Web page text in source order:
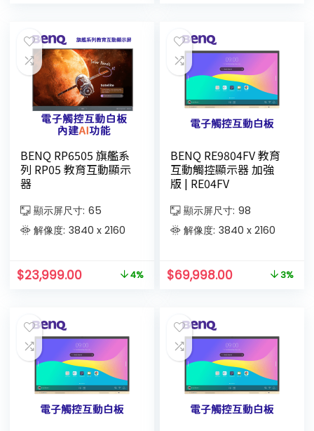
BENQ RP6505 旗艦系
列 RP05 教育互動顯示
器
顯示屏尺寸: 65
解像度: 3840 x 2160
$23,999.00 4%
BENQ RE9804FV 教育
互動觸控顯示器 加強
版 | RE04FV
顯示屏尺寸: 98
解像度: 3840 x 2160
$69,998.00 3%